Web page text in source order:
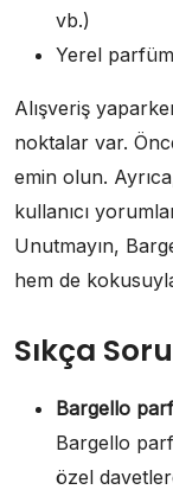
vb.)
Yerel
Alışveriş
noktalar var.
emin olun.
kullanıcı
Unutmayın,
hem de
Sıkça
Bargello
Bargello
özel